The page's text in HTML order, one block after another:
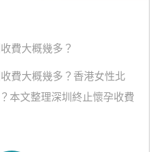
費大概幾多？
費大概幾多？香港女性北
本文整理深圳終止懷孕收費